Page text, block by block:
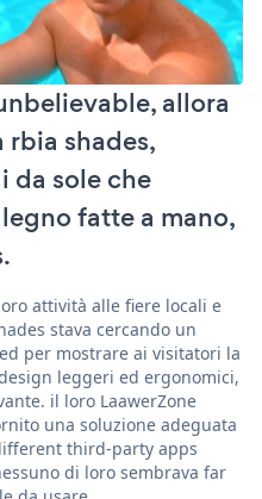
allora
rbia shades,
da sole che
fatte a mano,
attività alle fiere locali e
stava cercando un
per mostrare ai visitatori la
leggeri ed ergonomici,
il loro LaawerZone
una soluzione adeguata
third-party apps
di loro sembrava far